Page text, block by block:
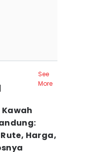
See
More
Harga,